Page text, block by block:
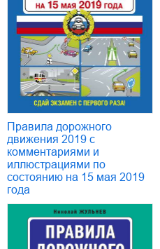
Правила дорожного
движения 2019 с
комментариями и
иллюстрациями по
состоянию на 15 мая 2019
года